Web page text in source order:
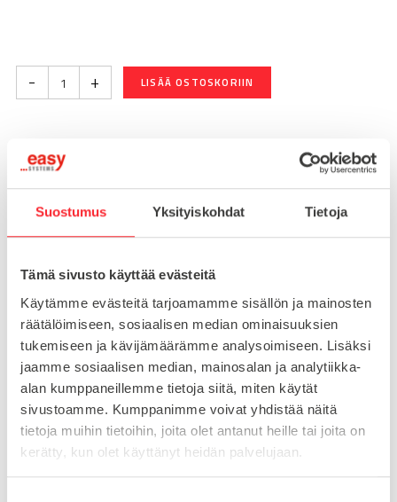
Suostumus Yksityiskohdat Tietoja
Tämä sivusto käyttää evästeitä
Käytämme evästeitä tarjoamamme sisällön ja mainosten
räätälöimiseen, sosiaalisen median ominaisuuksien
tukemiseen ja kävijämäärämme analysoimiseen. Lisäksi
jaamme sosiaalisen median, mainosalan ja analytiikka-
alan kumppaneillemme tietoja siitä, miten käytät
sivustoamme. Kumppanimme voivat yhdistää näitä
tietoja muihin tietoihin, joita olet antanut heille tai joita on
kerätty, kun olet käyttänyt heidän palvelujaan.
- + LISÄÄ OSTOSKORIIN
Toimitusaika 7-10 arkipäivää
Pikatoimitus mahdollinen, kysy myynnistämme.
Toimituskulut 25€ kun lähetyksen pituus alle 1900mm.
Tuotenumero098A100E
Osasto
Konejalat
MATERIAALI
ruostumaton teräs
MYYNTIERÄ
1